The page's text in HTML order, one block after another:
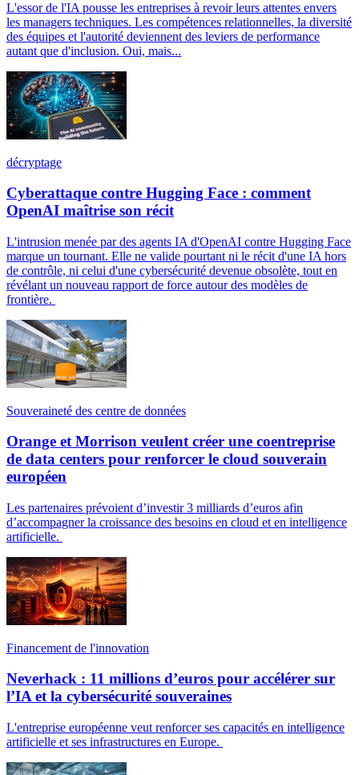
L'essor de l'IA pousse les entreprises à revoir leurs attentes envers
les managers techniques. Les compétences relationnelles, la diversité
des équipes et l'autorité deviennent des leviers de performance
autant que d'inclusion. Oui, mais...
décryptage
Cyberattaque contre Hugging Face : comment
OpenAI maîtrise son récit
L'intrusion menée par des agents IA d'OpenAI contre Hugging Face
marque un tournant. Elle ne valide pourtant ni le récit d'une IA hors
de contrôle, ni celui d'une cybersécurité devenue obsolète, tout en
révélant un nouveau rapport de force autour des modèles de
frontière.
Souveraineté des centre de données
Orange et Morrison veulent créer une coentreprise
de data centers pour renforcer le cloud souverain
européen
Les partenaires prévoient d’investir 3 milliards d’euros afin
d’accompagner la croissance des besoins en cloud et en intelligence
artificielle.
Financement de l'innovation
Neverhack : 11 millions d’euros pour accélérer sur
l’IA et la cybersécurité souveraines
L'entreprise européenne veut renforcer ses capacités en intelligence
artificielle et ses infrastructures en Europe.